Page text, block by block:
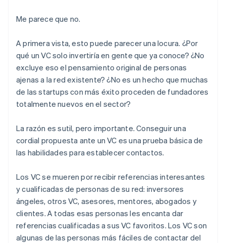
Me parece que no.
A primera vista, esto puede parecer una locura. ¿Por
qué un VC solo invertiría en gente que ya conoce? ¿No
excluye eso el pensamiento original de personas
ajenas a la red existente? ¿No es un hecho que muchas
de las startups con más éxito proceden de fundadores
totalmente nuevos en el sector?
La razón es sutil, pero importante. Conseguir una
cordial propuesta ante un VC es una prueba básica de
las habilidades para establecer contactos.
Los VC se mueren por recibir referencias interesantes
y cualificadas de personas de su red: inversores
ángeles, otros VC, asesores, mentores, abogados y
clientes. A todas esas personas les encanta dar
referencias cualificadas a sus VC favoritos. Los VC son
algunas de las personas más fáciles de contactar del